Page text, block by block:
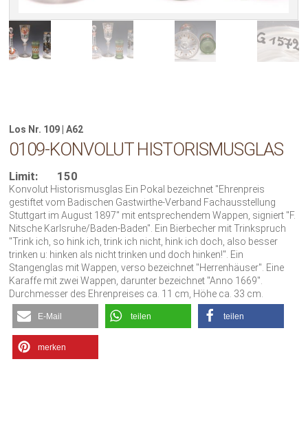
Los Nr. 109 | A62
0109-KONVOLUT HISTORISMUSGLAS
Limit: 150
Konvolut Historismusglas Ein Pokal bezeichnet "Ehrenpreis
gestiftet vom Badischen Gastwirthe-Verband Fachausstellung
Stuttgart im August 1897" mit entsprechendem Wappen, signiert "F.
Nitsche Karlsruhe/Baden-Baden". Ein Bierbecher mit Trinkspruch
"Trink ich, so hink ich, trink ich nicht, hink ich doch, also besser
trinken u: hinken als nicht trinken und doch hinken!". Ein
Stangenglas mit Wappen, verso bezeichnet "Herrenhäuser". Eine
Karaffe mit zwei Wappen, darunter bezeichnet "Anno 1669".
Durchmesser des Ehrenpreises ca. 11 cm, Höhe ca. 33 cm.
E-Mail teilen teilen
merken